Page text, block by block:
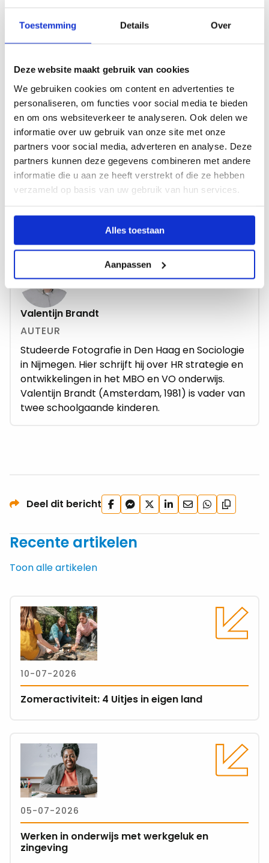
Toestemming Details Over
Deze website maakt gebruik van cookies
We gebruiken cookies om content en advertenties te
personaliseren, om functies voor social media te bieden
en om ons websiteverkeer te analyseren. Ook delen we
informatie over uw gebruik van onze site met onze
partners voor social media, adverteren en analyse. Deze
partners kunnen deze gegevens combineren met andere
informatie die u aan ze heeft verstrekt of die ze hebben
verzameld op basis van uw gebruik van hun services.
Alles toestaan
Aanpassen
“Ons team is daarnaast volop bezig met innovatieve
en nieuwe plannen. We willen onze expertise
iedereen.”
Ben jij op zoek naar een leuke baan?
Ben jij misschien ook op zoek naar een leuke en
uitdagende baan in het onderwijs? Aarzel dan niet
om contact op te nemen. Sietske’s collega’s helpen
je namelijk heel graag verder met de volgende stap
Valentijn Brandt
AUTEUR
Studeerde Fotografie in Den Haag en Sociologie
in Nijmegen. Hier schrijft hij over HR strategie en
ontwikkelingen in het MBO en VO onderwijs.
Valentijn Brandt (Amsterdam, 1981) is vader van
twee schoolgaande kinderen.
Deel dit berichtDeel
op
Deel
via
Messenger
Deel
op
Deel
op
Deel
via
Deel
via
Kopieer
url
Recente artikelen
Toon alle artikelen
10-07-2026
Zomeractiviteit: 4 Uitjes in eigen land
meer
over
Zomeractiviteit:
Uitjes
eigen
05-07-2026
Werken in onderwijs met werkgeluk en
zingeving
Werken
onderwijs
met
werkgeluk
en